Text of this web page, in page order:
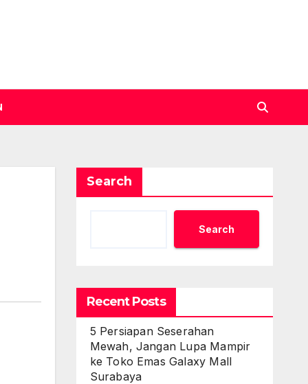
Search
Search
Recent Posts
5 Persiapan Seserahan
Mewah, Jangan Lupa Mampir
ke Toko Emas Galaxy Mall
Surabaya